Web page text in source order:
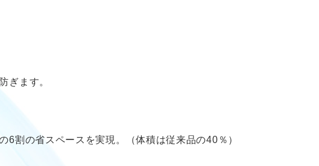
ぎます。
6割の省スペースを実現。（体積は従来品の40％）